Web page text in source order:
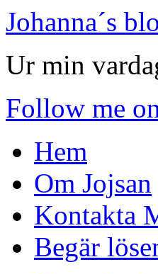
Johanna´s
Ur min
Follow me
Hem
Om Jojsan
Kontakta
Begär